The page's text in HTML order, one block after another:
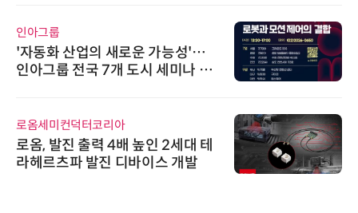
인아그룹
'자동화 산업의 새로운 가능성'…
인아그룹 전국 7개 도시 세미나 페
로옴세미컨덕터코리아
로옴, 발진 출력 4배 높인 2세대 테
라헤르츠파 발진 디바이스 개발